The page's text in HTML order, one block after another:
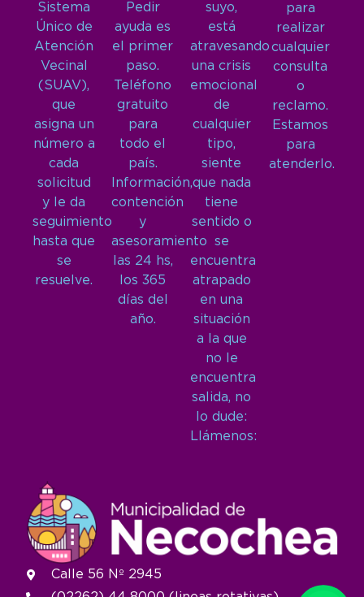
Sistema
Único de
Atención
Vecinal
(SUAV),
que
asigna un
número a
cada
solicitud
y le da
seguimiento
hasta que
se
resuelve.
Pedir
ayuda es
el primer
paso.
Teléfono
gratuito
para
todo el
país.
Información,
contención
y
asesoramiento
las 24 hs,
los 365
días del
año.
suyo,
está
atravesando
una crisis
emocional
de
cualquier
tipo,
siente
que nada
tiene
sentido o
se
encuentra
atrapado
en una
situación
a la que
no le
encuentra
salida, no
lo dude:
Llámenos:
para
realizar
cualquier
consulta
o
reclamo.
Estamos
para
atenderlo.
Calle 56 Nº 2945